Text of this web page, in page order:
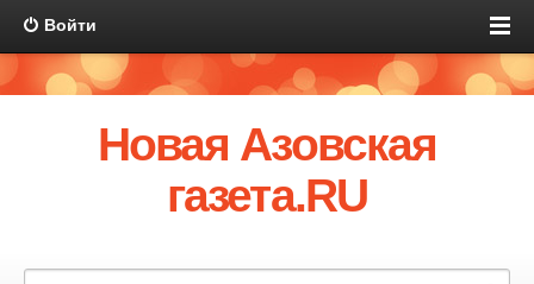
Войти
Новая Азовская
газета.RU